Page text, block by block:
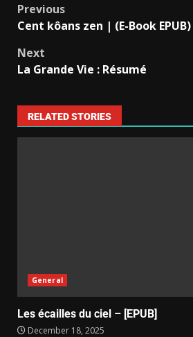
Previous
Cent kôans zen | (E-Book EPUB)
Next
La Grande Vie : Résumé
RELATED STORIES
General
Les écailles du ciel – [EPUB]
December 18, 2025